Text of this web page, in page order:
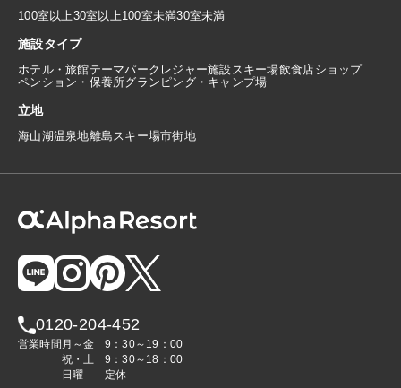
100室以上30室以上100室未満30室未満
施設タイプ
ホテル・旅館テーマパーク レジャー施設スキー場飲食店ショップ
ペンション・保養所グランピング・キャンプ場
立地
海山湖温泉地離島スキー場市街地
0120-204-452
営業時間 月～金
9：30～19：00
祝・土
9：30～18：00
日曜
定休